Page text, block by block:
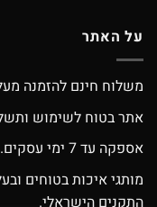
על האתר
משלוח חינם להזמנה מעל 500
אתר בטוח לשימוש
אספקה עד 7 ימי עסקים.
מותגי איכות בטוחים
התקנים הישראלי.